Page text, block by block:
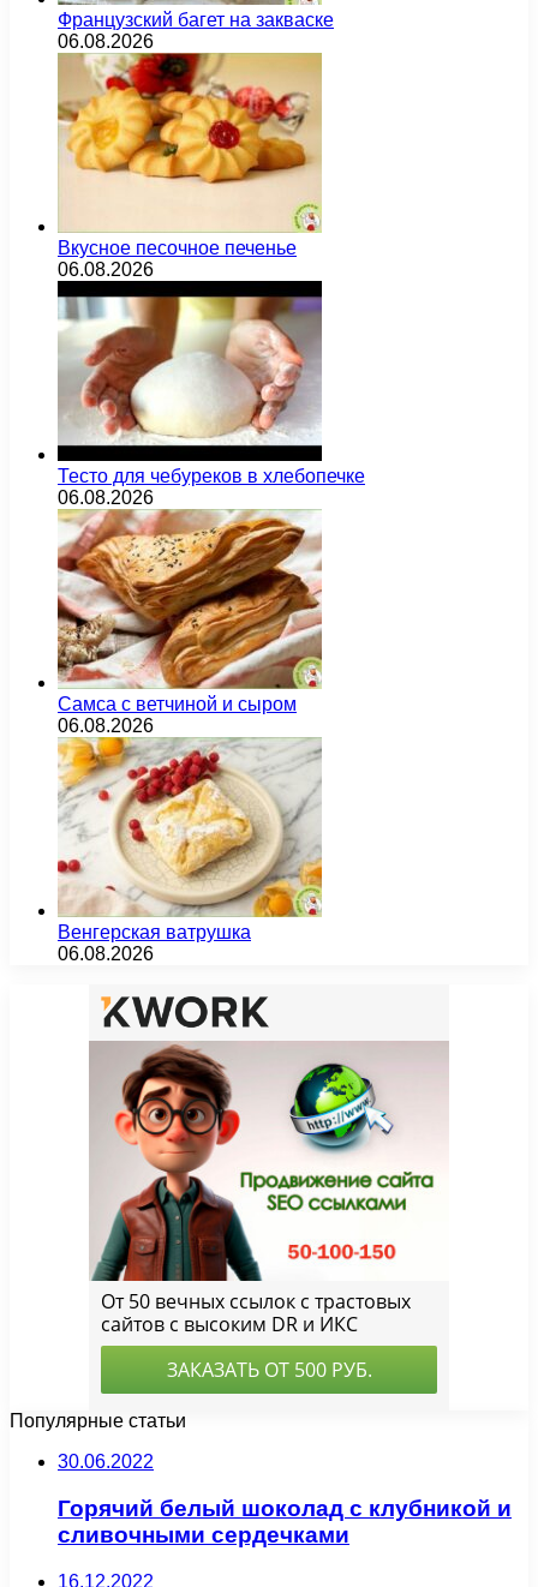
Французский багет на закваске
06.08.2026
Вкусное песочное печенье
06.08.2026
Тесто для чебуреков в хлебопечке
06.08.2026
Самса с ветчиной и сыром
06.08.2026
Венгерская ватрушка
06.08.2026
Популярные статьи
30.06.2022
Горячий белый шоколад с клубникой и
сливочными сердечками
16.12.2022